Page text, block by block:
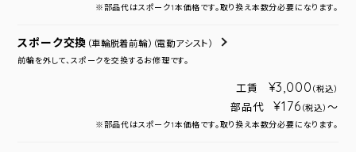
※部品代はスポーク1本価格です。取り換え本数分必要になります。
スポーク交換 （車輪脱着前輪） （電動アシスト）
前輪を外して、スポークを交換するお修理です。
工賃 ¥3,000 （税込）
部品代 ¥176 （税込） ～
※部品代はスポーク1本価格です。取り換え本数分必要になります。